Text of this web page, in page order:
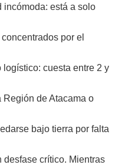
incómoda: está a solo
por el
cuesta entre 2 y
de Atacama o
bajo tierra por falta
desfase crítico. Mientras